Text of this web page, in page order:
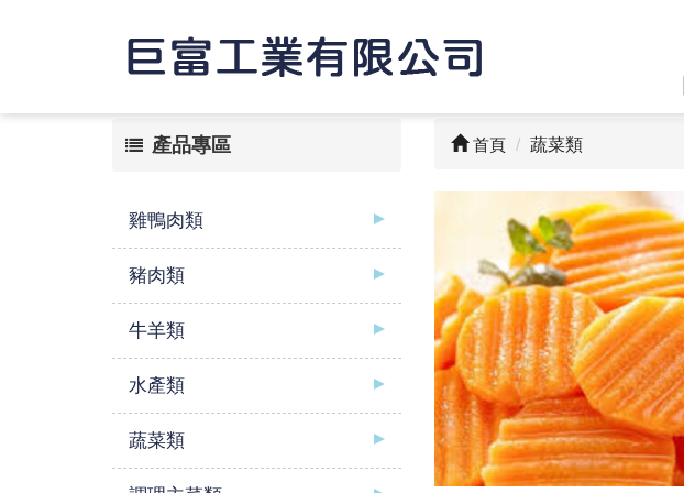
產品專區
雞鴨肉類
豬肉類
牛羊類
水產類
蔬菜類
首頁 蔬菜類